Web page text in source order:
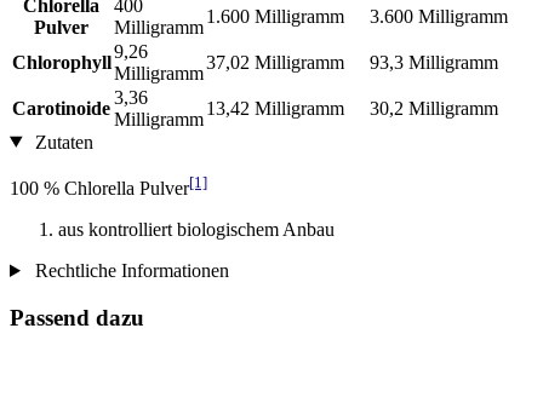
Chlorella
Pulver
400
Milligramm
1.600 Milligramm 3.600 Milligramm
Chlorophyll
9,26
Milligramm
37,02 Milligramm 93,3 Milligramm
Carotinoide
3,36
Milligramm
13,42 Milligramm
30,2 Milligramm
Zutaten
100 % Chlorella Pulver[1]
aus kontrolliert biologischem Anbau
Rechtliche Informationen
Passend dazu